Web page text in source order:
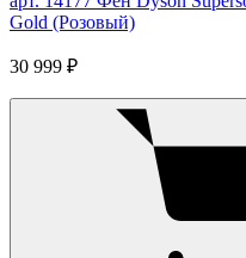
Gold (Розовый)
30 999 ₽